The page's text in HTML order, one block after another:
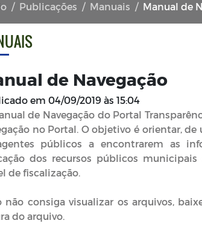
Publicações Manuais Manual de
de Navegação
em 04/09/2019 às 15:04
de Navegação do Portal
no Portal. O objetivo é orientar,
públicos a encontrarem as
dos recursos públicos
de fiscalização.
não consiga visualizar os arquivos,
do arquivo.